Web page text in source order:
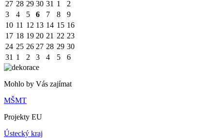
27 28 29 30 31 1
2
3
4 5 6 7 8
9
10 11 12 13 14 15 16
17 18 19 20 21 22 23
24 25 26 27 28 29 30
31 1 2 3 4 5 6
Mohlo by Vás zajímat
MŠMT
Projekty EU
Ústecký kraj